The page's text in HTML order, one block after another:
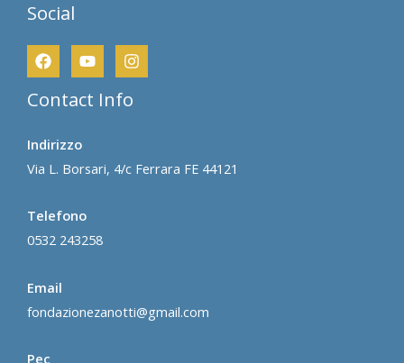
Social
Contact Info
Indirizzo
Via L. Borsari, 4/c Ferrara FE 44121
Telefono
0532 243258
Email
fondazionezanotti@gmail.com
Pec